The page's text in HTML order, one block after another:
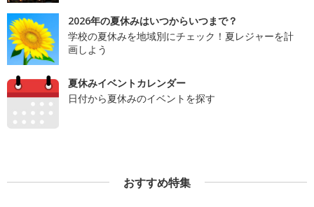
2026年の夏休みはいつからいつまで？
学校の夏休みを地域別にチェック！夏レジャーを計
画しよう
夏休みイベントカレンダー
日付から夏休みのイベントを探す
おすすめ特集